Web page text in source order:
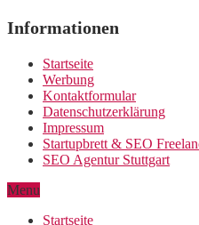
Informationen
Startseite
Werbung
Kontaktformular
Datenschutzerklärung
Impressum
Startupbrett & SEO
SEO Agentur Stuttgart
Menu
Startseite